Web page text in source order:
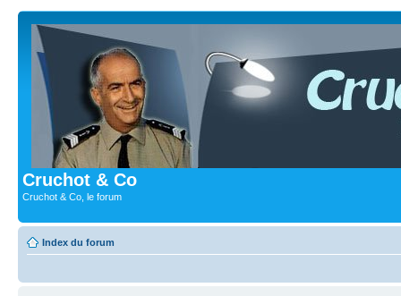
Cruchot & Co
Cruchot & Co, le forum
Index du forum